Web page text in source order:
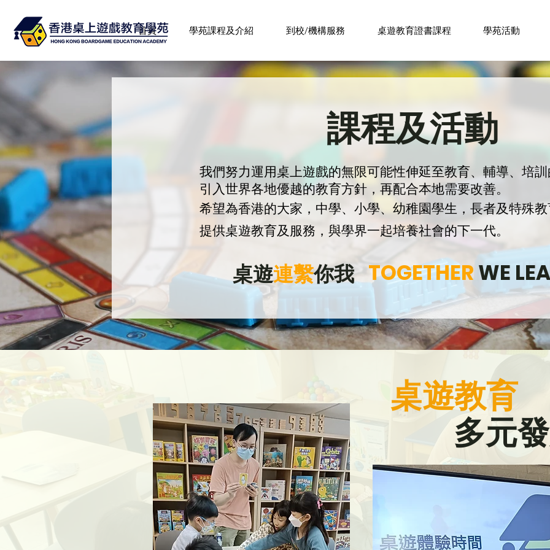
首頁 學苑課程及介紹 ​到校/機構服務 桌遊教育證書課程 學苑活動
課程及活動
我們努力運用桌上遊戲的無限可能性伸延至教育、輔導、培
引入世界各地優越的教育方針，再配合本地需要改善。
希望為香港的大家，中學、小學、幼稚園學生，長者及特殊
提供桌遊教育及服務，與學界一起培養社會的下一代。
桌遊連繫你我 TOGETHERWE
桌遊教育
多元